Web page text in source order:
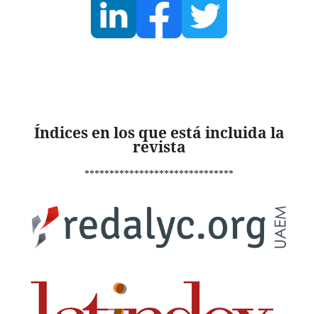
Índices en los que está incluida la
revista
******************************